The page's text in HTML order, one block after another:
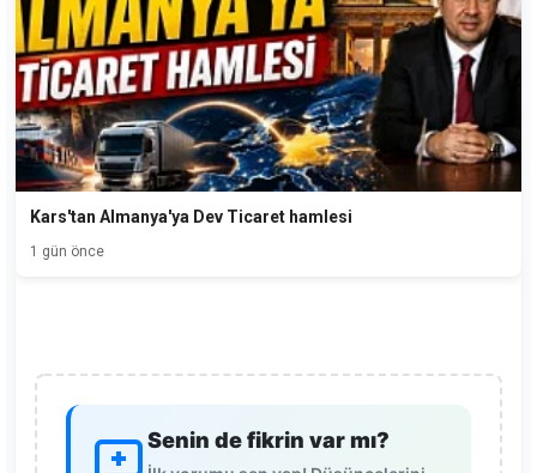
Kars'tan Almanya'ya Dev Ticaret hamlesi
1 gün önce
Senin de fikrin var mı?